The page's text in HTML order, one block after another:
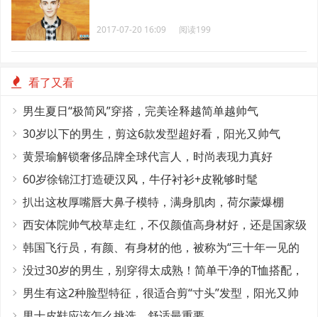
2017-07-20 16:09 阅读199
看了又看
男生夏日“极简风”穿搭，完美诠释越简单越帅气
30岁以下的男生，剪这6款发型超好看，阳光又帅气
黄景瑜解锁奢侈品牌全球代言人，时尚表现力真好
60岁徐锦江打造硬汉风，牛仔衬衫+皮靴够时髦
扒出这枚厚嘴唇大鼻子模特，满身肌肉，荷尔蒙爆棚
西安体院帅气校草走红，不仅颜值高身材好，还是国家级
田径运动员
韩国飞行员，有颜、有身材的他，被称为“三十年一见的
神颜”
没过30岁的男生，别穿得太成熟！简单干净的T恤搭配，
帅气又减龄
男生有这2种脸型特征，很适合剪“寸头”发型，阳光又帅